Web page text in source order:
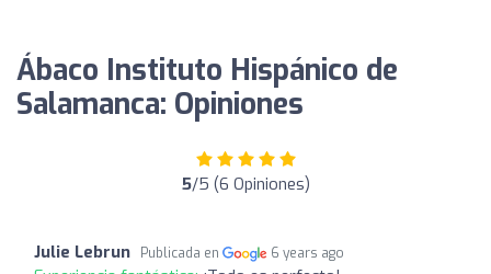
Ábaco Instituto Hispánico de
Salamanca: Opiniones
5/5 (6 Opiniones)
Julie Lebrun Publicada en 6 years ago